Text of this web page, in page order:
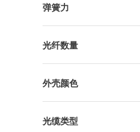
弹簧力
光纤数量
外壳颜色
光缆类型